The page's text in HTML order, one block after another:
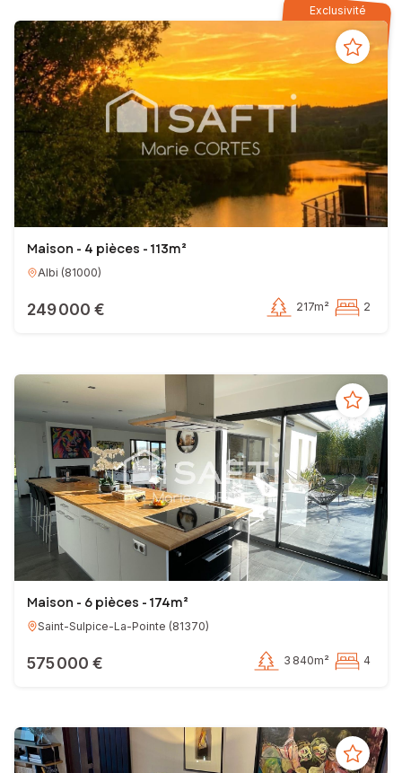
Exclusivité
Maison - 4 pièces - 113m²
Albi (81000)
249 000 € 217m² 2
Maison - 6 pièces - 174m²
Saint-Sulpice-La-Pointe (81370)
575 000 € 3 840m² 4